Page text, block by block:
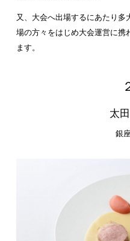
又、大会へ出場するにあたり
場の方々をはじめ大会運営に携
ます。
太
銀